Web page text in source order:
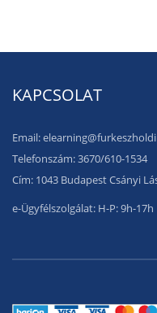
KAPCSOLAT
Email:
Telefonszám: 3670/610-1534
Cím: 1043 Budapest Csányi
e-Ügyfélszolgálat: H-P: 9h-17h